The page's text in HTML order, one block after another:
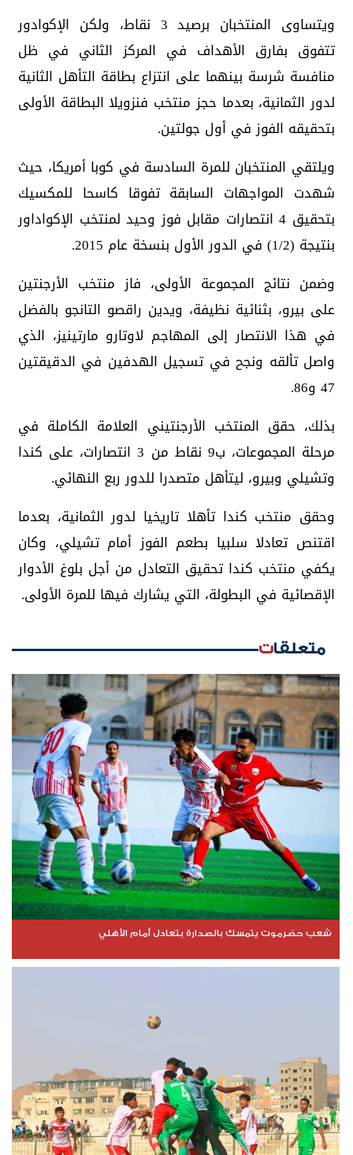
ويتساوى المنتخبان برصيد 3 نقاط، ولكن الإكوادور
تتفوق بفارق الأهداف في المركز الثاني في ظل
منافسة شرسة بينهما على انتزاع بطاقة التأهل الثانية
لدور الثمانية، بعدما حجز منتخب فنزويلا البطاقة الأولى
بتحقيقه الفوز في أول جولتين.
ويلتقي المنتخبان للمرة السادسة في كوبا أمريكا، حيث
شهدت المواجهات السابقة تفوقا كاسحا للمكسيك
بتحقيق 4 انتصارات مقابل فوز وحيد لمنتخب الإكواداور
بنتيجة (1/2) في الدور الأول بنسخة عام 2015.
وضمن نتائج المجموعة الأولى، فاز منتخب الأرجنتين
على بيرو، بثنائية نظيفة، ويدين راقصو التانجو بالفضل
في هذا الانتصار إلى المهاجم لاوتارو مارتينيز، الذي
واصل تألقه ونجح في تسجيل الهدفين في الدقيقتين
47 و86.
بذلك، حقق المنتخب الأرجنتيني العلامة الكاملة في
مرحلة المجموعات، ب9 نقاط من 3 انتصارات، على كندا
وتشيلي وبيرو، ليتأهل متصدرا للدور ربع النهائي.
وحقق منتخب كندا تأهلا تاريخيا لدور الثمانية، بعدما
اقتنص تعادلا سلبيا بطعم الفوز أمام تشيلي، وكان
يكفي منتخب كندا تحقيق التعادل من أجل بلوغ الأدوار
الإقصائية في البطولة، التي يشارك فيها للمرة الأولى.
متعلقات
شعب حضرموت يتمسك بالصدارة بتعادل أمام الأهلي